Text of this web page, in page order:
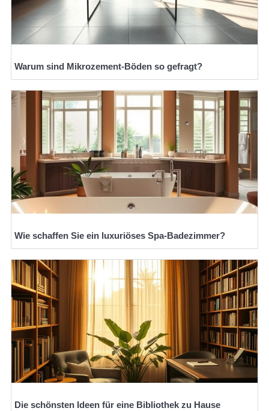
Warum sind Mikrozement-Böden so gefragt?
Wie schaffen Sie ein luxuriöses Spa-Badezimmer?
Die schönsten Ideen für eine Bibliothek zu Hause